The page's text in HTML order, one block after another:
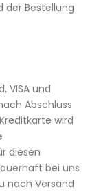
der Bestellung
VISA und
Abschluss
wird
diesen
bei uns
nach Versand